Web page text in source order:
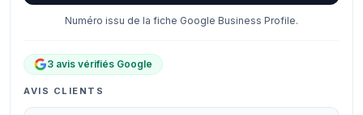
Numéro issu de la fiche Google Business Profile.
3 avis vérifiés Google
AVIS CLIENTS